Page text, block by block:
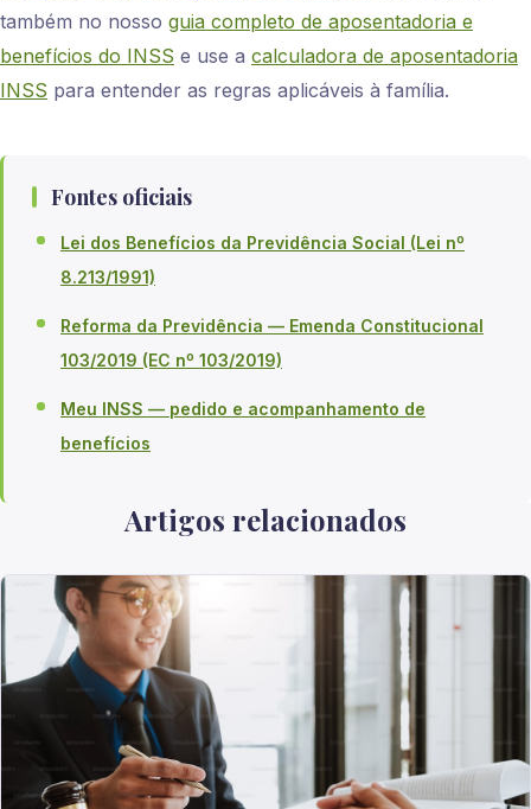
também no nosso guia completo de aposentadoria e
benefícios do INSS e use a calculadora de aposentadoria
INSS para entender as regras aplicáveis à família.
Fontes oficiais
Lei dos Benefícios da Previdência Social (Lei nº
8.213/1991)
Reforma da Previdência — Emenda Constitucional
103/2019 (EC nº 103/2019)
Meu INSS — pedido e acompanhamento de
benefícios
Artigos relacionados